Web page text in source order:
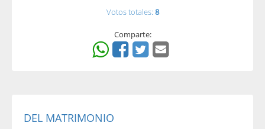
Votos totales: 8
Comparte:
DEL MATRIMONIO